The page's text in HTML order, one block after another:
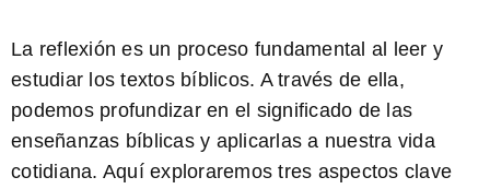
La reflexión es un proceso fundamental al leer y
estudiar los textos bíblicos. A través de ella,
podemos profundizar en el significado de las
enseñanzas bíblicas y aplicarlas a nuestra vida
cotidiana. Aquí exploraremos tres aspectos clave